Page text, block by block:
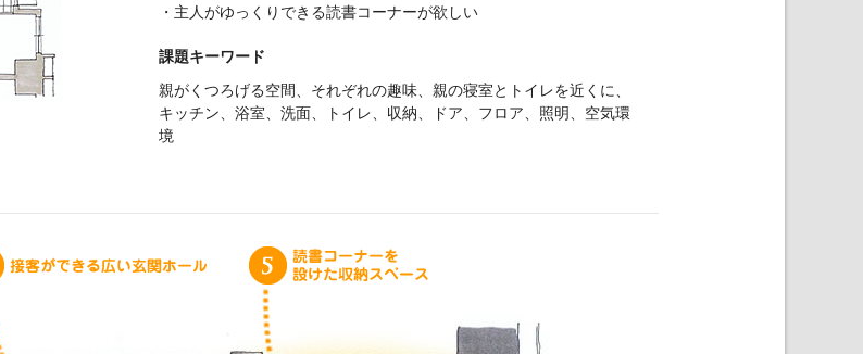
・主人がゆっくりできる読書コーナーが欲しい
課題キーワード
親がくつろげる空間、それぞれの趣味、親の寝室とトイレを近くに、
キッチン、浴室、洗面、トイレ、収納、ドア、フロア、照明、空気環
境